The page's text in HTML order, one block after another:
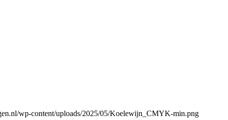
wp-content/uploads/2025/05/Koelewijn_CMYK-min.png